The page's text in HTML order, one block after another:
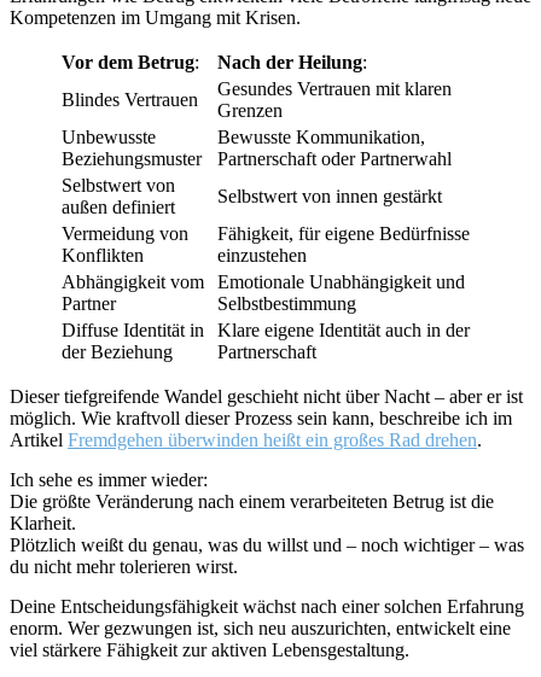
Kompetenzen im Umgang mit Krisen.
Vor dem Betrug: Nach der Heilung:
Blindes Vertrauen
Gesundes Vertrauen mit klaren
Grenzen
Unbewusste
Beziehungsmuster
Bewusste Kommunikation,
Partnerschaft oder Partnerwahl
Selbstwert von
außen definiert
Selbstwert von innen gestärkt
Vermeidung von
Konflikten
Fähigkeit, für eigene Bedürfnisse
einzustehen
Abhängigkeit vom
Partner
Emotionale Unabhängigkeit und
Selbstbestimmung
Diffuse Identität in
der Beziehung
Klare eigene Identität auch in der
Partnerschaft
Dieser tiefgreifende Wandel geschieht nicht über Nacht – aber er ist
möglich. Wie kraftvoll dieser Prozess sein kann, beschreibe ich im
Artikel Fremdgehen überwinden heißt ein großes Rad drehen.
Ich sehe es immer wieder:
Die größte Veränderung nach einem verarbeiteten Betrug ist die
Klarheit.
Plötzlich weißt du genau, was du willst und – noch wichtiger – was
du nicht mehr tolerieren wirst.
Deine Entscheidungsfähigkeit wächst nach einer solchen Erfahrung
enorm. Wer gezwungen ist, sich neu auszurichten, entwickelt eine
viel stärkere Fähigkeit zur aktiven Lebensgestaltung.